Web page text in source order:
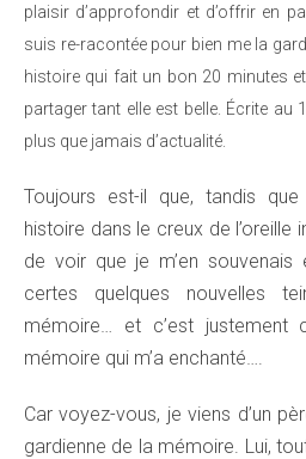
plaisir d’approfondir et d’offrir en
suis re-racontée pour bien me la
histoire qui fait un bon 20 minutes
partager tant elle est belle. Écrite au
plus que jamais d’actualité.
Toujours est-il que, tandis
histoire dans le creux de l’oreille
de voir que je m’en souvenais
certes quelques nouvelles
mémoire… et c’est justement
mémoire qui m’a enchanté….
Car voyez-vous, je viens d’un
gardienne de la mémoire. Lui,